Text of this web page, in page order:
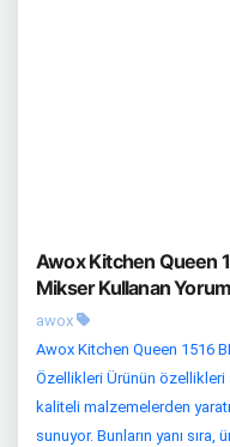
Awox Kitchen Queen
Mikser Kullanan
awox
Awox Kitchen Queen 1516
Özellikleri Ürünün özellikleri
kaliteli malzemelerden
sunuyor. Bunların yanı sıra,